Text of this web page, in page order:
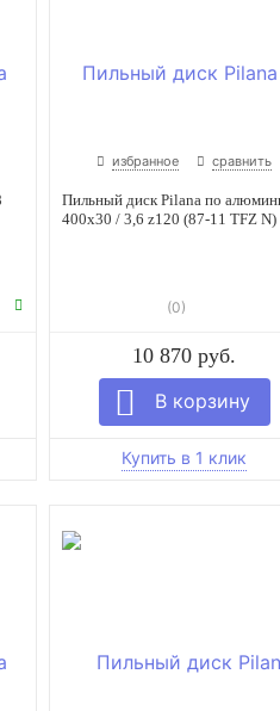
избранное сравнить
Пильный диск Pilana по
400x30 / 3,6 z120 (87-11 TFZ N)
(0)
10 870 руб.